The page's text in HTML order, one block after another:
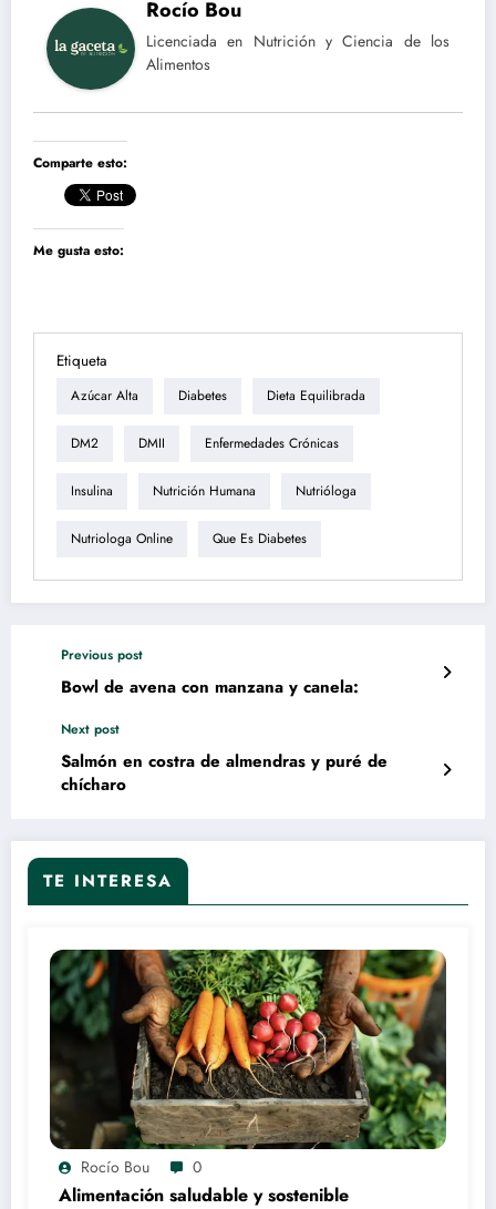
Rocío Bou
Licenciada en Nutrición y Ciencia de los
Alimentos
Comparte esto:
Me gusta esto:
Etiqueta
Azúcar Alta Diabetes Dieta Equilibrada
DM2 DMII Enfermedades Crónicas
Insulina Nutrición Humana Nutrióloga
Nutriologa Online Que Es Diabetes
Previous post
Bowl de avena con manzana y canela:
Next post
Salmón en costra de almendras y puré de
chícharo
TE INTERESA
Rocío Bou 0
Alimentación saludable y sostenible